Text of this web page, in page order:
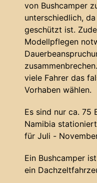
von Bushcamper
unterschiedlich,
geschützt ist.
Modellpflegen
viele Fahrer das
Vorhaben wählen.
Es sind nur ca. 75
Namibia
für Juli -
Ein Bushcamper
ein